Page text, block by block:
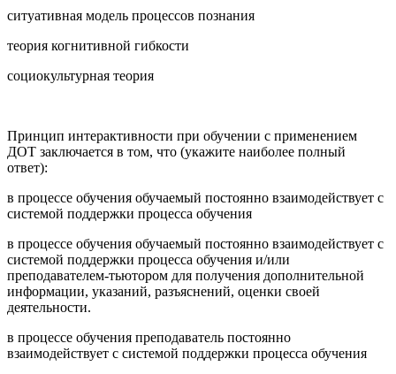
ситуативная модель процессов познания
теория когнитивной гибкости
социокультурная теория
Принцип интерактивности при обучении с применением
ДОТ заключается в том, что (укажите наиболее полный
ответ):
в процессе обучения обучаемый постоянно взаимодействует с
системой поддержки процесса обучения
в процессе обучения обучаемый постоянно взаимодействует с
системой поддержки процесса обучения и/или
преподавателем-тьютором для получения дополнительной
информации, указаний, разъяснений, оценки своей
деятельности.
в процессе обучения преподаватель постоянно
взаимодействует с системой поддержки процесса обучения